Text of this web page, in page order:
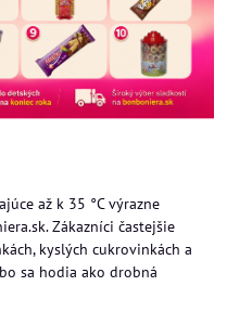
až k 35 °C výrazne
Zákazníci častejšie
kyslých cukrovinkách a
sa hodia ako drobná